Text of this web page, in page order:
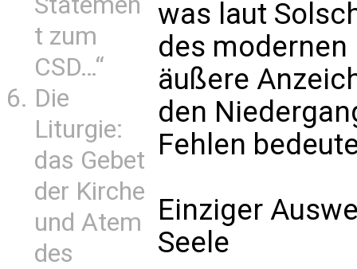
t zum
CSD…“
Die
Liturgie:
das Gebet
der Kirche
und Atem
des
was laut
des
äußere
den
Fehlen
Einziger
Seele